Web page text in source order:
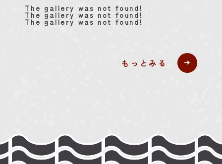
The gallery was not found!
The gallery was not found!
The gallery was not found!
もっとみる